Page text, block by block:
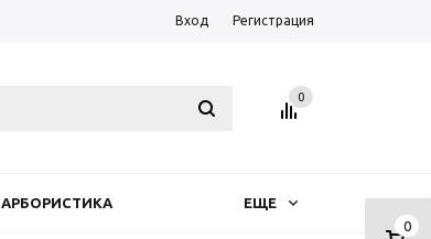
Вход Регистрация
0
0
АРБОРИСТИКА ЕЩЕ